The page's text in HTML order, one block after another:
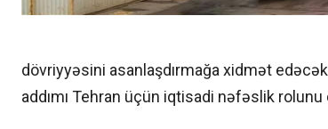
dövriyyəsini asanlaşdırmağa xidmət
addımı Tehran üçün iqtisadi nəfəslik rolunu